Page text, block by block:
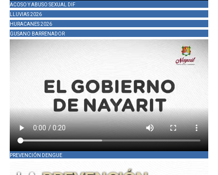
ACOSO Y ABUSO SEXUAL DIF
LLUVIAS 2026
HURACANES 2026
GUSANO BARRENADOR
PREVENCIÓN DENGUE